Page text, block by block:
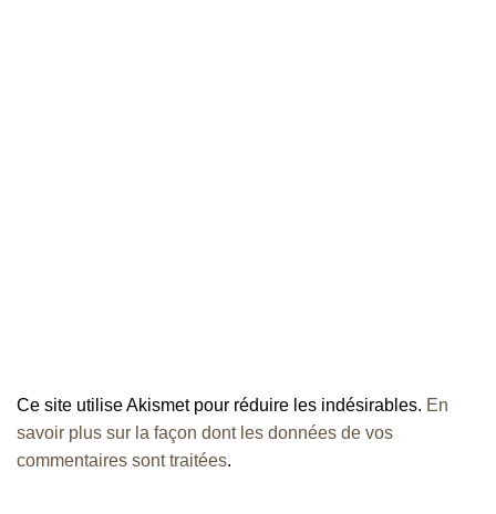
Ce site utilise Akismet pour réduire les indésirables. En
savoir plus sur la façon dont les données de vos
commentaires sont traitées.